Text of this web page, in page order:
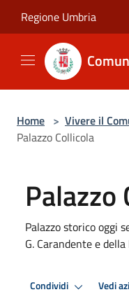
Regione Umbria
Home > Vivere il
Palazzo Collicola
Palazzo
Palazzo storico oggi
G. Carandente e
Condividi Vedi